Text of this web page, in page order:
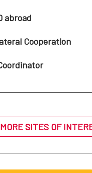
abroad
Cooperation
SITES OF